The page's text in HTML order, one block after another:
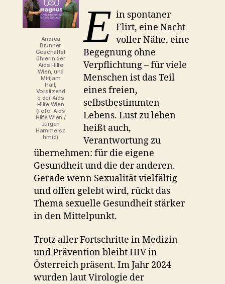
Andrea
Brunner,
Geschäftsf
ührerin der
Aids Hilfe
Wien, und
Mirijam
Hall,
Vorsitzend
e der Aids
Hilfe Wien
(Foto: Aids
Hilfe Wien /
Jürgen
Hammersc
hmid)
E in spontaner
Flirt, eine Nacht
voller Nähe, eine
Begegnung ohne
Verpflichtung – für viele
Menschen ist das Teil
eines freien,
selbstbestimmten
Lebens. Lust zu leben
heißt auch,
Verantwortung zu
übernehmen: für die eigene
Gesundheit und die der anderen.
Gerade wenn Sexualität vielfältig
und offen gelebt wird, rückt das
Thema sexuelle Gesundheit stärker
in den Mittelpunkt.
Trotz aller Fortschritte in Medizin
und Prävention bleibt HIV in
Österreich präsent. Im Jahr 2024
wurden laut Virologie der